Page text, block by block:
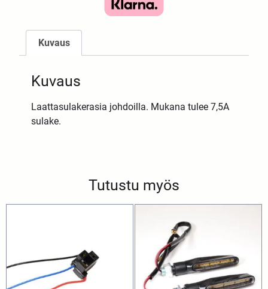
Kuvaus
Kuvaus
Laattasulakerasia johdoilla. Mukana tulee 7,5A
sulake.
Tutustu myös